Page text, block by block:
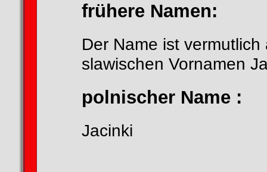
frühere Namen:
Der Name ist
slawischen Vornamen
polnischer Name :
Jacinki